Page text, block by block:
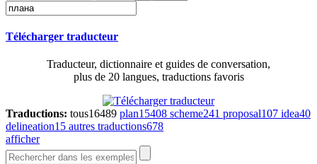
Télécharger traducteur
Traducteur, dictionnaire et guides de conversation,
plus de 20 langues, traductions favoris
Traductions: tous16489 plan15408 scheme241 proposal107 idea40
delineation15 autres traductions678
afficher